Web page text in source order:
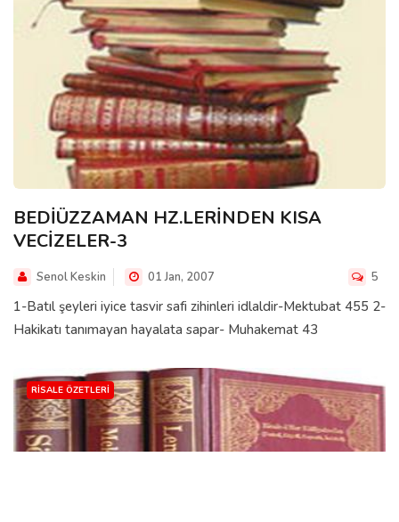
BEDİÜZZAMAN HZ.LERİNDEN KISA
VECİZELER-3
Senol Keskin 01 Jan, 2007 5
1-Batıl şeyleri iyice tasvir safi zihinleri idlaldir-Mektubat 455 2-
Hakikatı tanımayan hayalata sapar- Muhakemat 43
RISALE ÖZETLERI